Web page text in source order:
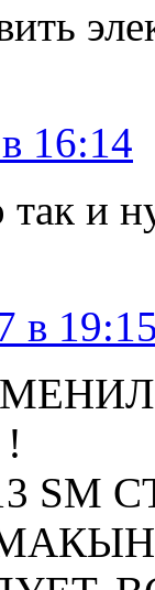
16:14
так и
в
SM